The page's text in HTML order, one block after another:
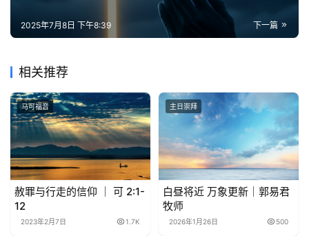
下一篇
2025年7月8日 下午8:39
相关推荐
马可福音
赦罪与行走的信仰 ｜ 可 2:1-
12
2023年2月7日 1.7K
主日崇拜
白昼将近 万象更新｜郭易君
牧师
2026年1月26日 500